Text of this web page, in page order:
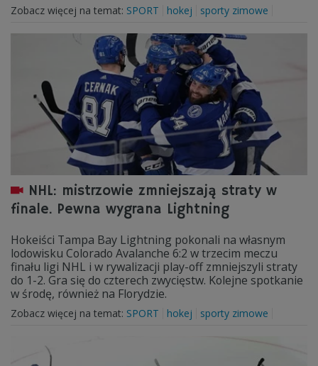
Zobacz więcej na temat: SPORT hokej sporty zimowe
NHL: mistrzowie zmniejszają straty w
finale. Pewna wygrana Lightning
Hokeiści Tampa Bay Lightning pokonali na własnym
lodowisku Colorado Avalanche 6:2 w trzecim meczu
finału ligi NHL i w rywalizacji play-off zmniejszyli straty
do 1-2. Gra się do czterech zwycięstw. Kolejne spotkanie
w środę, również na Florydzie.
Zobacz więcej na temat: SPORT hokej sporty zimowe